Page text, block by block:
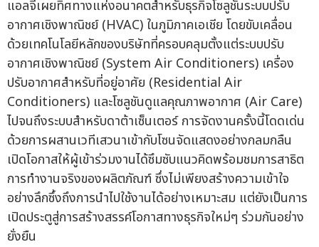
แอลจีเผยทิศทางแห่งอนาคตสำหรับธุรกิจโซลูชันระบบปรับ
อากาศเชิงพาณิชย์ (HVAC) ในภูมิภาคเอเชีย โดยขับเคลื่อน
ด้วยเทคโนโลยีหลักของบริษัทที่ครอบคลุมตั้งแต่ระบบปรับ
อากาศเชิงพาณิชย์ (System Air Conditioners) เครื่อง
ปรับอากาศสำหรับที่อยู่อาศัย (Residential Air
Conditioners) และโซลูชันดูแลคุณภาพอากาศ (Air Care)
ไปจนถึงระบบสำหรับดาต้าเซ็นเตอร์ การจัดงานครั้งนี้โดดเด่น
ด้วยการผสานเวทีเสวนาเข้ากับโซนจัดแสดงอย่างกลมกลืน
เปิดโอกาสให้ผู้เข้าร่วมงานได้ซึมซับแนวคิดพร้อมชมการสาธิต
การทำงานจริงของผลิตภัณฑ์ ซึ่งไม่เพียงสร้างความเข้าใจ
อย่างลึกซึ้งถึงการนำไปใช้งานได้อย่างเหมาะสม แต่ยังเป็นการ
เปิดประตูสู่การสร้างสรรค์โอกาสทางธุรกิจใหม่ๆ ร่วมกันอย่าง
ยั่งยืน